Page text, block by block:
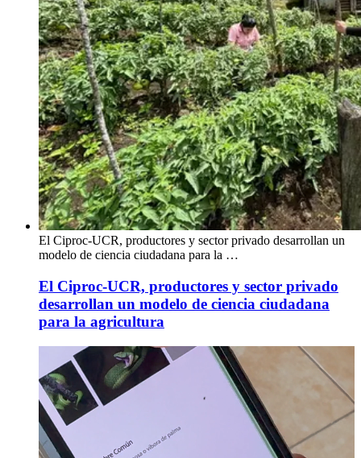
El Ciproc-UCR, productores y sector privado desarrollan un
modelo de ciencia ciudadana para la …
El Ciproc-UCR, productores y sector privado
desarrollan un modelo de ciencia ciudadana
para la agricultura